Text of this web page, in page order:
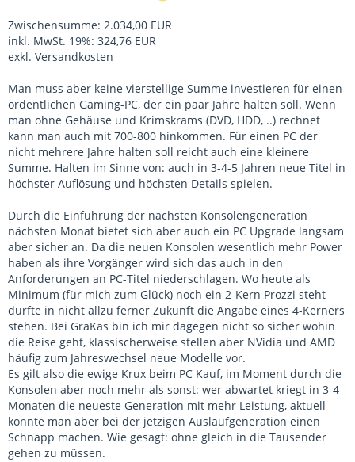
Zwischensumme: 2.034,00 EUR
inkl. MwSt. 19%: 324,76 EUR
exkl. Versandkosten
Man muss aber keine vierstellige Summe investieren für einen
ordentlichen Gaming-PC, der ein paar Jahre halten soll. Wenn
man ohne Gehäuse und Krimskrams (DVD, HDD, ..) rechnet
kann man auch mit 700-800 hinkommen. Für einen PC der
nicht mehrere Jahre halten soll reicht auch eine kleinere
Summe. Halten im Sinne von: auch in 3-4-5 Jahren neue Titel in
höchster Auflösung und höchsten Details spielen.
Durch die Einführung der nächsten Konsolengeneration
nächsten Monat bietet sich aber auch ein PC Upgrade langsam
aber sicher an. Da die neuen Konsolen wesentlich mehr Power
haben als ihre Vorgänger wird sich das auch in den
Anforderungen an PC-Titel niederschlagen. Wo heute als
Minimum (für mich zum Glück) noch ein 2-Kern Prozzi steht
dürfte in nicht allzu ferner Zukunft die Angabe eines 4-Kerners
stehen. Bei GraKas bin ich mir dagegen nicht so sicher wohin
die Reise geht, klassischerweise stellen aber NVidia und AMD
häufig zum Jahreswechsel neue Modelle vor.
Es gilt also die ewige Krux beim PC Kauf, im Moment durch die
Konsolen aber noch mehr als sonst: wer abwartet kriegt in 3-4
Monaten die neueste Generation mit mehr Leistung, aktuell
könnte man aber bei der jetzigen Auslaufgeneration einen
Schnapp machen. Wie gesagt: ohne gleich in die Tausender
gehen zu müssen.